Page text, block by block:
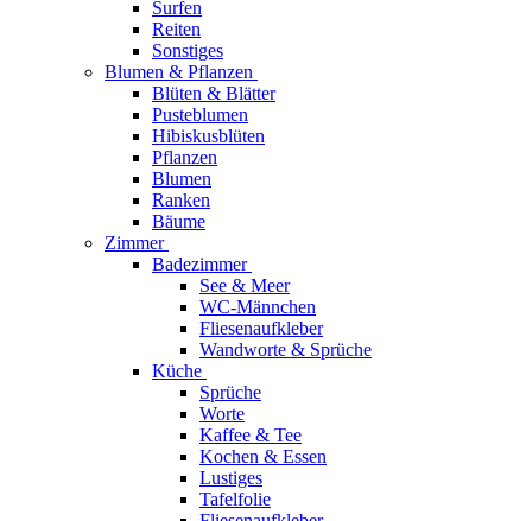
Surfen
Reiten
Sonstiges
Blumen & Pflanzen
Blüten & Blätter
Pusteblumen
Hibiskusblüten
Pflanzen
Blumen
Ranken
Bäume
Zimmer
Badezimmer
See & Meer
WC-Männchen
Fliesenaufkleber
Wandworte & Sprüche
Küche
Sprüche
Worte
Kaffee & Tee
Kochen & Essen
Lustiges
Tafelfolie